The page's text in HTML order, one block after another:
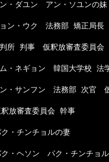
ン　アン・ソユンの妹　
・ウク　法務部 矯正局長
事　仮釈放審査委員会
ョン　韓国大学校 法学
フン　法務部 次官　仮
審査委員会 幹事
ンチョルの妻
ン　パク・チンチョル